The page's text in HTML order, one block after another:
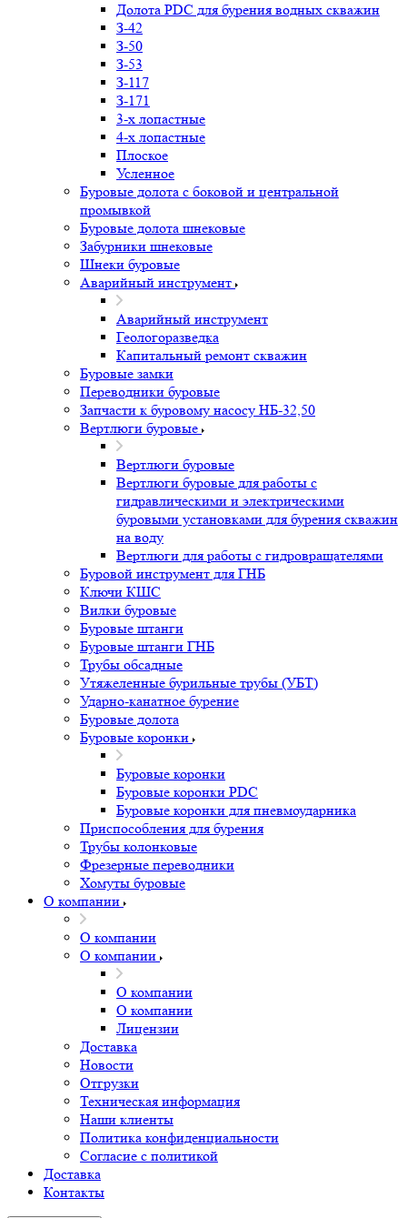
Долота PDC для бурения водных скважин
З-42
З-50
З-53
З-117
З-171
3-х лопастные
4-х лопастные
Плоское
Усленное
Буровые долота с бoковой и центральной
промывкой
Буровые долота шнековые
Забурники шнековые
Шнеки буровые
Аварийный инструмент
Аварийный инструмент
Геологоразведка
Капитальный ремонт скважин
Буровые замки
Переводники буровые
Запчасти к буровому насосу НБ-32,50
Вертлюги буровые
Вертлюги буровые
Вертлюги буровые для работы с
гидравлическими и электрическими
буровыми установками для бурения скважин
на воду
Вертлюги для работы с гидровращателями
Буровой инструмент для ГНБ
Ключи КШС
Вилки буровые
Буровые штанги
Буровые штанги ГНБ
Трубы обсадные
Утяжеленные бурильные трубы (УБТ)
Ударно-канатное бурение
Буровые долота
Буровые коронки
Буровые коронки
Буровые коронки PDC
Буровые коронки для пневмоударника
Приспособления для бурения
Трубы колонковые
Фрезерные переводники
Хомуты буровые
О компании
О компании
О компании
О компании
О компании
Лицензии
Доставка
Новости
Отгрузки
Техническая информация
Наши клиенты
Политика конфиденциальности
Согласие с политикой
Доставка
Контакты